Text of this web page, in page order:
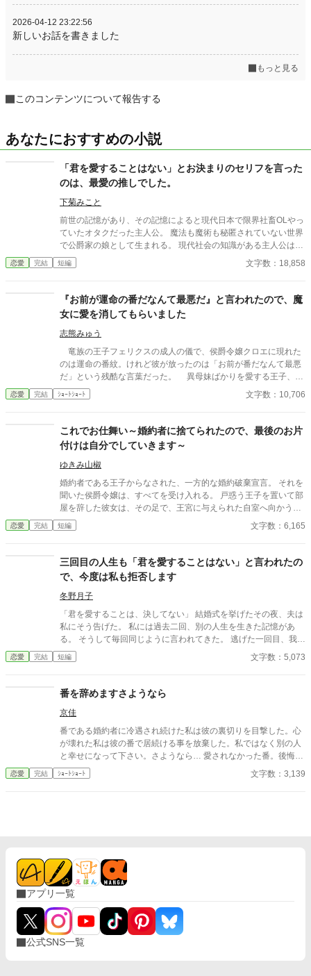
2026-04-12 23:22:56
新しいお話を書きました
もっと見る
このコンテンツについて報告する
あなたにおすすめの小説
「君を愛することはない」とお決まりのセリフを言った
のは、最愛の推しでした。
下菊みこと
前世の記憶があり、その記憶によると現代日本で限界社畜OLやっ
ていたオタクだった主人公。 魔法も魔術も秘匿されていない世界
で公爵家の娘として生まれる。 現代社会の知識がある主人公は、
昔から神童と称えられ、18歳の誕生日を迎えた今も才女と評され
る。 しかしこの世界の「美しい女性」の定義の真逆の見た目から
た縁談は、新興伯爵家（どうも商売で成功して、その経済効果か
ら叙爵されたらしい）との縁談。 これは裏があるなと思いつつ
も、「結婚は勢いよ！」と背を押されそのまま結婚式。 結婚式に
現れた新郎は…なんと二人！？しかも前世最推しだった兄弟キャ
ラ！？ 一応、この世界の主人公が暮らすこの国では男女ともに
「重婚」が認められている（昔国を揺るがすような大恋愛があっ
たせいらしい）ので法律上は無理はないのだが…。 そして初夜。
ベッドの上でネグリジェを着て待っていた主人公の元に、二人
は…来た！？ しかしお決まりの「君を愛することはない」「これ
なろう様でも投稿しています。
恋愛 完結 短編 文字数：18,858
『お前が運命の番だなんて最悪だ』と言われたので、魔
女に愛を消してもらいました
志熊みゅう
竜族の王子フェリクスの成人の儀で、侯爵令嬢クロエに現れた
のは運命の番紋。けれど彼が放ったのは「お前が番だなんて最悪
だ」という残酷な言葉だった。 異母妹ばかりを愛する王子、家
族に疎まれる日々に耐えきれなくなったクロエは、半地下に住む
魔女へ願う。「この愛を消してください」と。 恋も嫉妬も失
から使者が現れる。異母妹の魅了が暴かれ、王子は今さら真実の
愛を誓うが、クロエの心にはもう何も響かない。愛されなかった
令嬢と、愛を取り戻したい竜王子。番たちの行く末は――。
恋愛 完結 ｼｮｰﾄｼｮｰﾄ 文字数：10,706
これでお仕舞い～婚約者に捨てられたので、最後のお片
付けは自分でしていきます～
ゆきみ山椒
婚約者である王子からなされた、一方的な婚約破棄宣言。 それを
聞いた侯爵令嬢は、すべてを受け入れる。 戸惑う王子を置いて部
屋を辞した彼女は、その足で、王宮に与えられた自室へ向かう。
たくさんの思い出が詰まったものたちを自分の手で「仕舞う」た
めに――。 ※この作品は、「小説家になろう」にも掲載していま
恋愛 完結 短編 文字数：6,165
三回目の人生も「君を愛することはない」と言われたの
で、今度は私も拒否します
冬野月子
「君を愛することは、決してない」 結婚式を挙げたその夜、夫は
私にそう告げた。 私には過去二回、別の人生を生きた記憶があ
る。 そうして毎回同じように言われてきた。 逃げた一回目、我慢
した二回目。いずれも上手くいかなかった。 だから今回は。
恋愛 完結 短編 文字数：5,073
番を辞めますさようなら
京佳
番である婚約者に冷遇され続けた私は彼の裏切りを目撃した。心
が壊れた私は彼の番で居続ける事を放棄した。私ではなく別の人
と幸せになって下さい。さようなら… 愛されなかった番。後悔ざ
まぁ。すれ違いエンド。ゆるゆる設定。 ※沢山のお気に入り＆い
いねをありがとうございます。感謝感謝♡
恋愛 完結 ｼｮｰﾄｼｮｰﾄ 文字数：3,139
アプリ一覧
公式SNS一覧